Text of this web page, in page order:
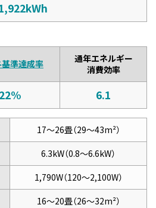
準達成率
通年エネルギー
消費効率
6.1
17～26畳（29～43m²）
6.3kW（0.8～6.6kW）
1,790W（120～2,100W）
16～20畳（26～32m²）